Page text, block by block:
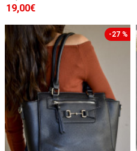
19,00€
-27 %